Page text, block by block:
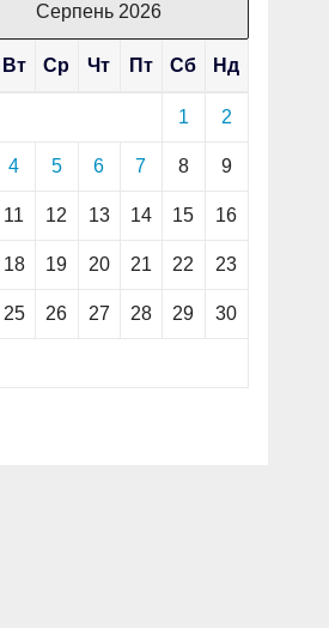
Серпень 2026
Вт Ср Чт Пт Сб Нд
1 2
4 5 6 7 8 9
11 12 13 14 15 16
18 19 20 21 22 23
25 26 27 28 29 30